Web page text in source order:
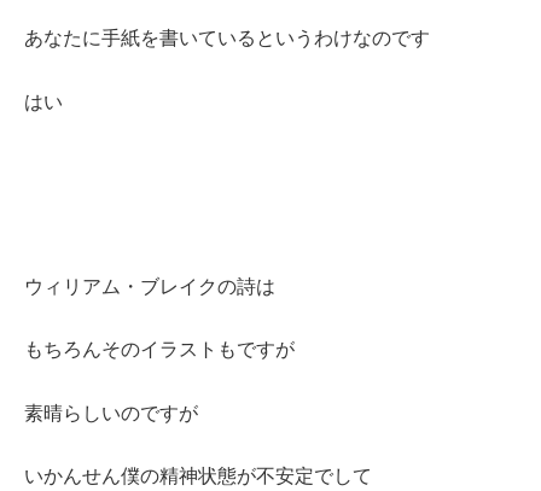
あなたに手紙を書いているというわけなのです
はい
ウィリアム・ブレイクの詩は
もちろんそのイラストもですが
素晴らしいのですが
いかんせん僕の精神状態が不安定でして